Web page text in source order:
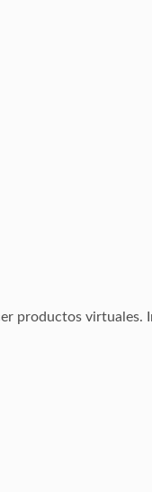
productos virtuales.